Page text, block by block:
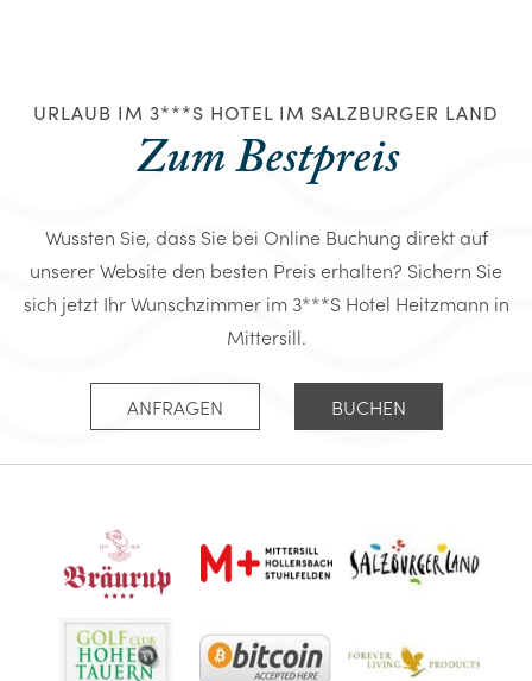
URLAUB IM 3***S HOTEL IM SALZBURGER LAND
Zum Bestpreis
Wussten Sie, dass Sie bei Online Buchung direkt auf
unserer Website den besten Preis erhalten? Sichern Sie
sich jetzt Ihr Wunschzimmer im 3***S Hotel Heitzmann in
Mittersill.
ANFRAGEN BUCHEN